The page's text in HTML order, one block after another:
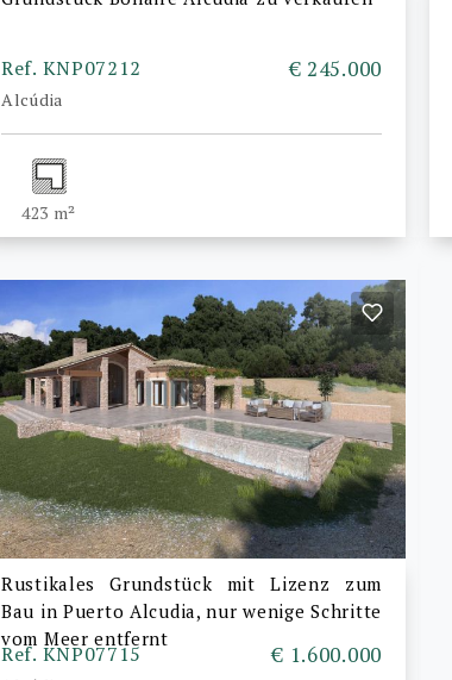
Ref. KNP07212
Alcúdia
€ 245.000
423 m²
Rustikales Grundstück mit Lizenz zum
Bau in Puerto Alcudia, nur wenige Schritte
vom Meer entfernt
Ref. KNP07715 € 1.600.000